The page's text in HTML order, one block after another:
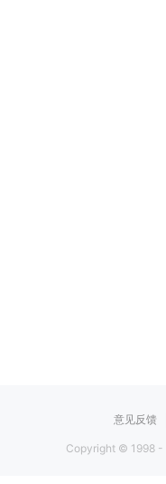
意见反馈
Copyright © 1998 -